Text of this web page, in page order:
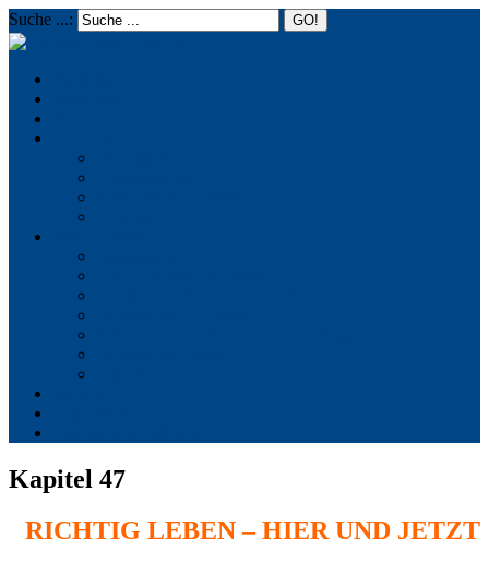
Suche ...:
Kapitel 47
RICHTIG LEBEN – HIER UND JETZT